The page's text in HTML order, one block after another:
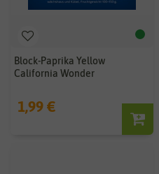
Block-Paprika Yellow
California Wonder
1,99 €